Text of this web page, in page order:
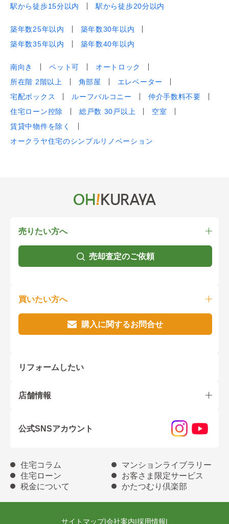
駅から徒歩15分以内
駅から徒歩20分以内
築年数25年以内
築年数30年以内
築年数35年以内
築年数40年以内
南向き ペット可
オートロック
所在階 2階以上
角部屋
エレベーター
宅配ボックス
ルーフバルコニー
仲介手数料不要
住宅ローン控除
総戸数 30戸以上
空室
賃貸中物件を除く
オークラヤ住宅のシンプルリノベーション
売りたい方へ
売却査定のご依頼
買いたい方へ
購入に関するお問合せ
リフォームしたい
店舗情報
公式SNSアカウント
住宅コラム
マンションライブラリー
住宅ローン
お客さま限定サービス
税金について
かたつむり倶楽部
サイトマップ|会社案内|採用情報|